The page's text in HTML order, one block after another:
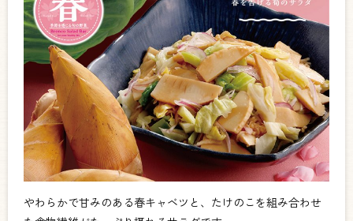
やわらかで甘みのある春キャベツと、たけのこを組み合わせ